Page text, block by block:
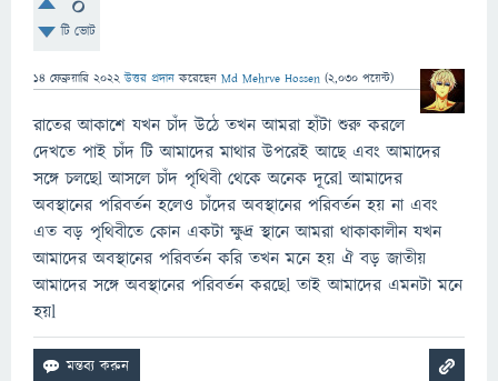
টি ভোট
14 ফেব্রুয়ারি 2022 উত্তর প্রদান করেছেন Md Mehrve Hossen (2,030 পয়েন্ট)
রাতের আকাশে যখন চাঁদ উঠে তখন আমরা হাঁটা শুরু করলে
দেখতে পাই চাঁদ টি আমাদের মাথার উপরেই আছে এবং আমাদের
সঙ্গে চলছেl আসলে চাঁদ পৃথিবী থেকে অনেক দূরেl আমাদের
অবস্থানের পরিবর্তন হলেও চাঁদের অবস্থানের পরিবর্তন হয় না এবং
এত বড় পৃথিবীতে কোন একটা ক্ষুদ্র স্থানে আমরা থাকাকালীন যখন
আমাদের অবস্থানের পরিবর্তন করি তখন মনে হয় ঐ বড় জাতীয়
আমাদের সঙ্গে অবস্থানের পরিবর্তন করছেl তাই আমাদের এমনটা মনে
হয়l